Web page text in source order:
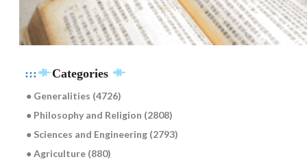
::: Categories
● Generalities (4726)
● Philosophy and Religion (2808)
● Sciences and Engineering (2793)
● Agriculture (880)